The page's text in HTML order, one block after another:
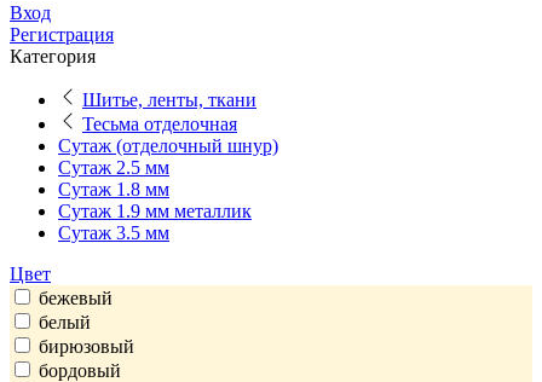
Вход
Регистрация
Категория
Шитье, ленты, ткани
Тесьма отделочная
Сутаж (отделочный шнур)
Сутаж 2.5 мм
Сутаж 1.8 мм
Сутаж 1.9 мм металлик
Сутаж 3.5 мм
Цвет
бежевый
белый
бирюзовый
бордовый